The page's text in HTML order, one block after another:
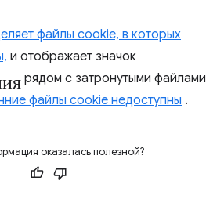
файлы cookie, в которых
и отображает значок
рядом с затронутыми файлами
файлы cookie недоступны .
оказалась полезной?